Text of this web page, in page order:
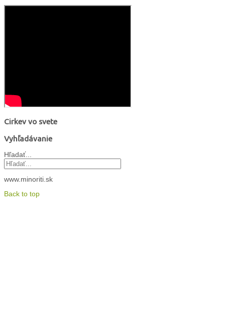
Cirkev vo svete
Vyhľadávanie
Hľadať...
www.minoriti.sk
Back to top